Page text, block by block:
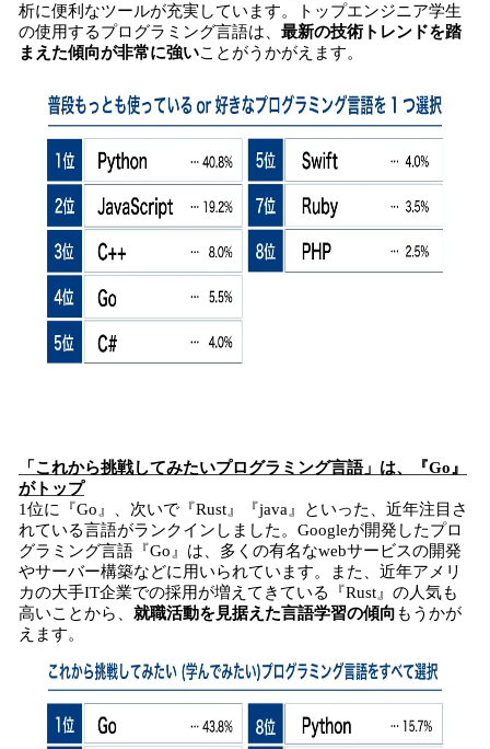
析に便利なツールが充実しています。トップエンジニア学生
の使用するプログラミング言語は、 最新の技術トレンドを踏
まえた傾向が非常に強いことがうかがえます。
「これから挑戦してみたいプログラミング言語」は、『Go』
がトップ
1位に『Go』、次いで『Rust』『java』といった、近年注目さ
れている言語がランクインしました。Googleが開発したプロ
グラミング言語『Go』は、多くの有名なwebサービスの開発
やサーバー構築などに用いられています。また、近年アメリ
カの大手IT企業での採用が増えてきている『Rust』の人気も
高いことから、 就職活動を見据えた言語学習の傾向もうかが
えます。